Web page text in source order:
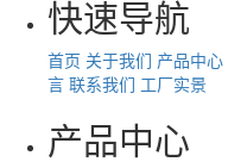
快速导航
首页 关于我们 产品中心
言 联系我们 工厂实景
产品中心